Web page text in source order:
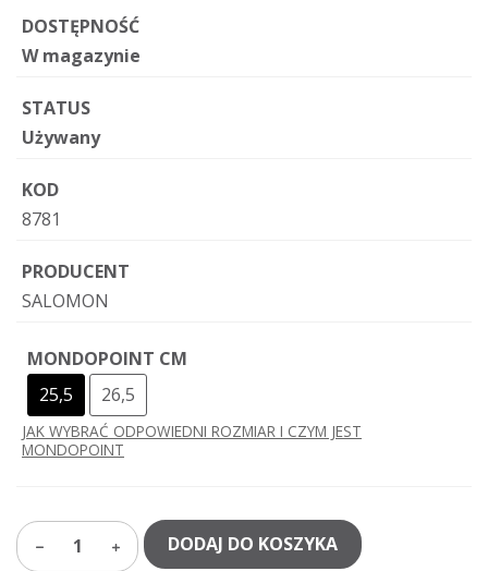
DOSTĘPNOŚĆ
W magazynie
STATUS
Używany
KOD
8781
PRODUCENT
SALOMON
MONDOPOINT CM
25,5
26,5
JAK WYBRAĆ ODPOWIEDNI ROZMIAR I CZYM JEST
MONDOPOINT
1 DODAJ DO KOSZYKA